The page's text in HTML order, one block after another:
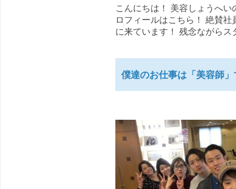
こんにちは！ 美容しょうへ
ロフィールはこちら！ 絶賛
に来ています！ 残念ながら
僕達のお仕事は「美容師